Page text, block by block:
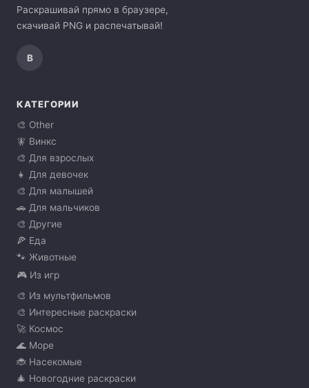
Раскрашивай прямо в браузере,
скачивай PNG и распечатывай!
В
КАТЕГОРИИ
🎨 Other
🧚 Винкс
🎨 Для взрослых
👧 Для девочек
🎨 Для малышей
🚗 Для мальчиков
🎨 Другие
🍕 Еда
🐾 Животные
🎮 Из игр
🎨 Из мультфильмов
🎨 Интересные раскраски
🚀 Космос
🌊 Море
🐞 Насекомые
🎄 Новогодние раскраски